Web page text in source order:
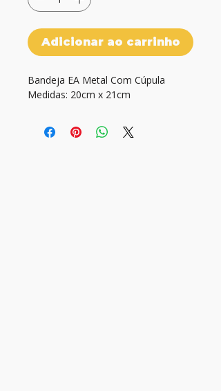
Adicionar ao carrinho
Bandeja EA Metal Com Cúpula
Medidas: 20cm x 21cm